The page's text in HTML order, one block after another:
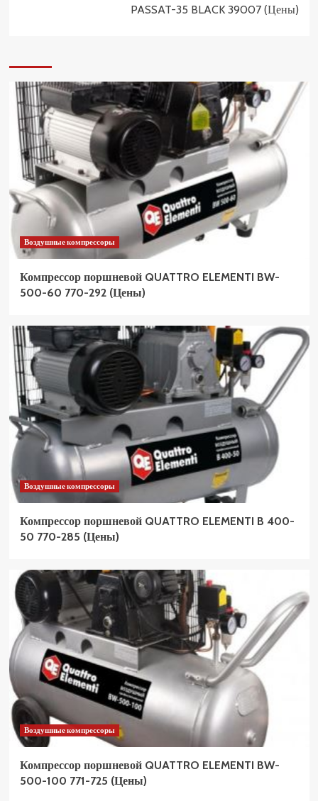
PASSAT-35 BLACK 39007 (Цены)
Воздушные компрессоры
Компрессор поршневой QUATTRO ELEMENTI BW-
500-60 770-292 (Цены)
Воздушные компрессоры
Компрессор поршневой QUATTRO ELEMENTI B 400-
50 770-285 (Цены)
Воздушные компрессоры
Компрессор поршневой QUATTRO ELEMENTI BW-
500-100 771-725 (Цены)